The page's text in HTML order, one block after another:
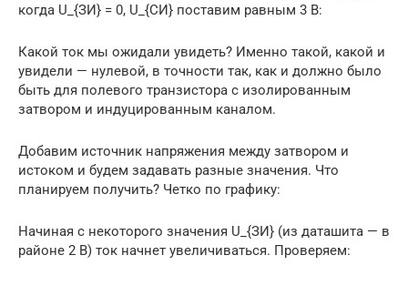
когда U_{ЗИ} = 0, U_{СИ} поставим равным 3 В:
Какой ток мы ожидали увидеть? Именно такой, какой и
увидели — нулевой, в точности так, как и должно было
быть для полевого транзистора с изолированным
затвором и индуцированным каналом.
Добавим источник напряжения между затвором и
истоком и будем задавать разные значения. Что
планируем получить? Четко по графику:
Начиная с некоторого значения U_{ЗИ} (из даташита — в
районе 2 В) ток начнет увеличиваться. Проверяем: